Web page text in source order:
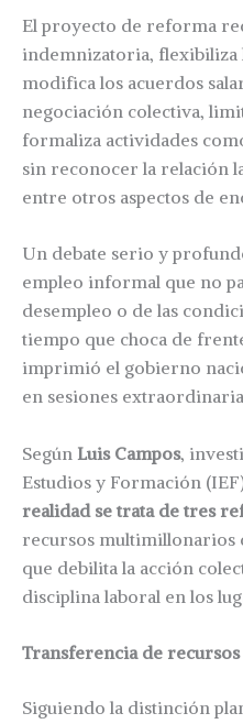
El proyecto de reforma
indemnizatoria, flexibiliza
modifica los acuerdos
negociación colectiva,
formaliza actividades
sin reconocer la relación
entre otros aspectos de
Un debate serio y
empleo informal que no
desempleo o de las
tiempo que choca de
imprimió el gobierno
en sesiones
Según Luis Campos,
Estudios y Formación
realidad se trata de tres
recursos multimillonarios
que debilita la acción
disciplina laboral en los
Transferencia de
Siguiendo la distinción